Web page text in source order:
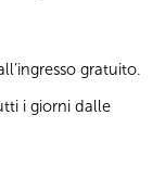
gratuito.
i giorni dalle